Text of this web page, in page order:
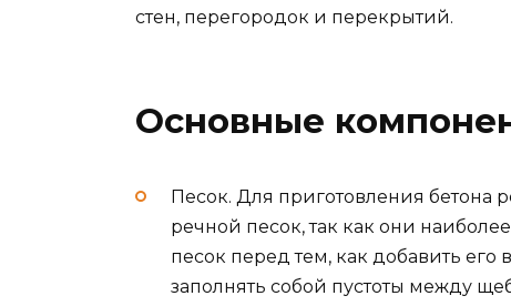
стен, перегородок и перекрытий.
Основные
Песок. Для приготовления бетона
речной песок, так как они
песок перед тем, как добавить его
заполнять собой пустоты между